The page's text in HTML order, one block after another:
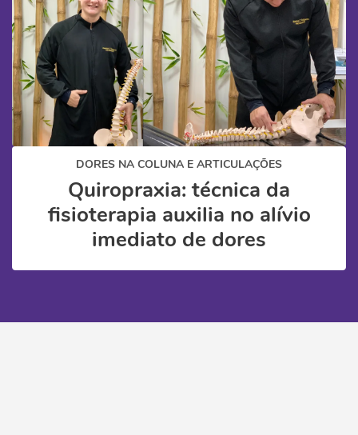
DORES NA COLUNA E ARTICULAÇÕES
Quiropraxia: técnica da
fisioterapia auxilia no alívio
imediato de dores